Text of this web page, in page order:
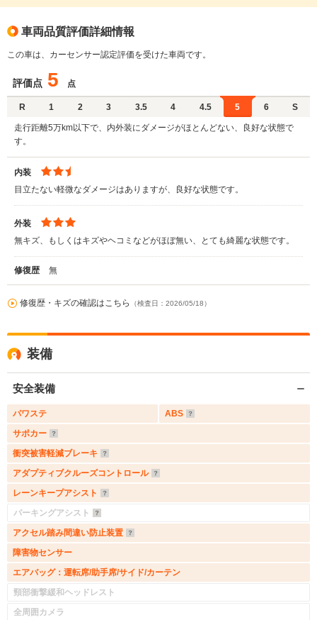
車両品質評価詳細情報
この車は、カーセンサー認定評価を受けた車両です。
評価点 5 点
R 1 2 3 3.5 4 4.5 5 6 S
走行距離5万km以下で、内外装にダメージがほとんどない、良好な状態で
す。
内装
目立たない軽微なダメージはありますが、良好な状態です。
外装
無キズ、もしくはキズやヘコミなどがほぼ無い、とても綺麗な状態です。
修復歴 無
修復歴・キズの確認はこちら （検査日：2026/05/18）
装備
安全装備
パワステ
ABS
サポカー
衝突被害軽減ブレーキ
アダプティブクルーズコントロール
レーンキープアシスト
パーキングアシスト
アクセル踏み間違い防止装置
障害物センサー
エアバッグ：運転席/助手席/サイド/カーテン
頸部衝撃緩和ヘッドレスト
全周囲カメラ